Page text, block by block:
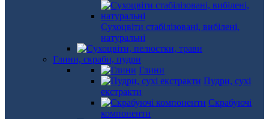
Сухоцвіти стабілізовані, вибілені,
натуральні
Глини, скраби, пудри
Глини
Пудри, сухі
екстракти
Скрабуючі
компоненти